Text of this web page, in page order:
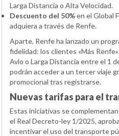
Larga Distancia o Alta Velocidad.
Descuento del 50%en el Global
adquiera a través de Renfe.
Aparte, Renfe ha lanzado un
fidelidad: los clientes «Más
Avlo o Larga Distancia entre el 1
podrán acceder a un tercer viaje
promocional tras registrarse.
Nuevas tarifas para el
Estas iniciativas se
el Real Decreto-ley 1/2025,
incentivar el uso del transporte